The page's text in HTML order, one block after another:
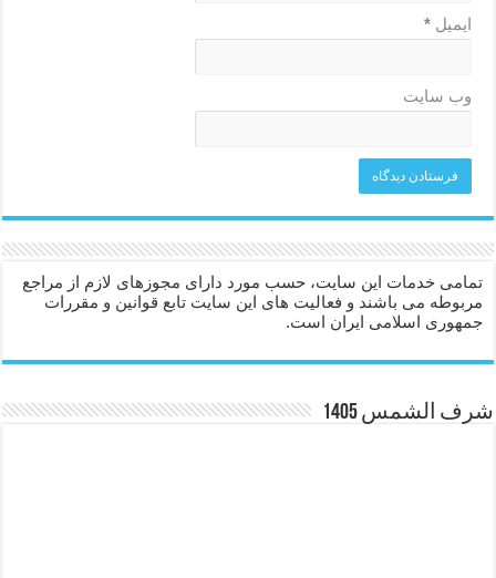
ایمیل*
وب‌ سایت
تمامی خدمات این سایت، حسب مورد دارای مجوزهای لازم از مراجع
مربوطه می باشند و فعالیت های این سایت تابع قوانین و مقررات
جمهوری اسلامی ایران است.
شرف الشمس 1405